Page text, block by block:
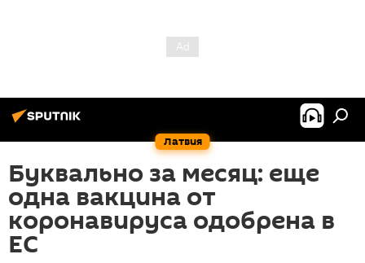
Латвия
Буквально за месяц: еще
одна вакцина от
коронавируса одобрена в
ЕС